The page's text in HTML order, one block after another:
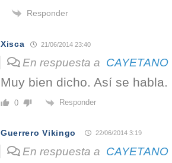
Responder
Xisca 21/06/2014 23:40
En respuesta a CAYETANO
Muy bien dicho. Así se habla.
0 Responder
Guerrero Vikingo 22/06/2014 3:19
En respuesta a CAYETANO